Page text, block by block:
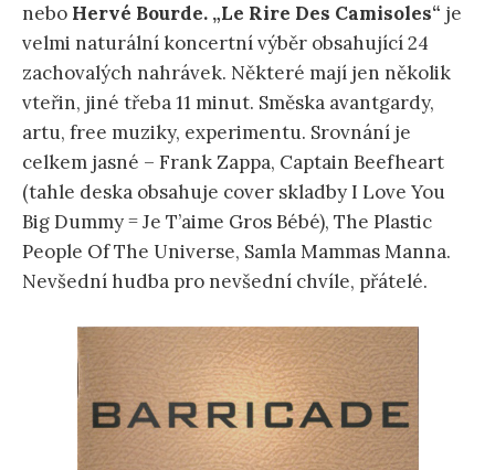
nebo Hervé Bourde. „Le Rire Des Camisoles“ je
velmi naturální koncertní výběr obsahující 24
zachovalých nahrávek. Některé mají jen několik
vteřin, jiné třeba 11 minut. Směska avantgardy,
artu, free muziky, experimentu. Srovnání je
celkem jasné – Frank Zappa, Captain Beefheart
(tahle deska obsahuje cover skladby I Love You
Big Dummy =Je T’aime Gros Bébé), The Plastic
People Of The Universe, Samla Mammas Manna.
Nevšední hudba pro nevšední chvíle, přátelé.